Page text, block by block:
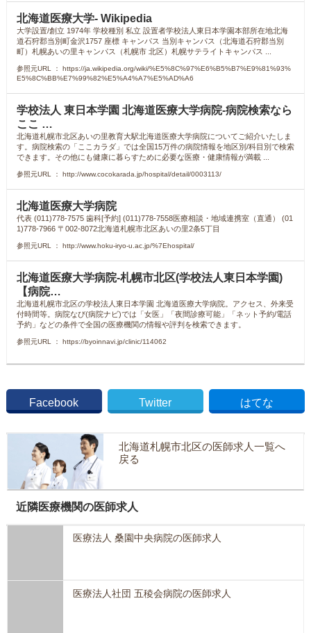
北海道医療大学- Wikipedia
大学設置/創立 1974年 学校種別 私立 設置者学校法人東日本学園本部所在地北海
道石狩郡当別町金沢1757 座標 キャンパス 当別キャンパス（北海道石狩郡当別
町）札幌あいの里キャンパス（札幌市 北区）札幌サテライトキャンパス ...
参照元URL ： https://ja.wikipedia.org/wiki/%E5%8C%97%E6%B5%B7%E9%81%93%
E5%8C%BB%E7%99%82%E5%A4%A7%E5%AD%A6
学校法人 東日本学園 北海道医療大学病院-病院検索なら
ここ …
北海道札幌市北区あいの里教育大駅北海道医療大学病院についてご紹介いたしま
す。病院検索の「ここカラダ」では全国15万件の病院情報を地区別/科目別で検索
できます。その他にも健康に暮らすために必要な医療・健康情報が満載 ...
参照元URL ： http://www.cocokarada.jp/hospital/detail/0003113/
北海道医療大学病院
代表 (011)778-7575 歯科[予約] (011)778-7558医療相談・地域連携室（直通） (01
1)778-7966 〒002-8072北海道札幌市北区あいの里2条5丁目
参照元URL ： http://www.hoku-iryo-u.ac.jp/%7Ehospital/
北海道医療大学病院-札幌市北区(学校法人東日本学園)
【病院…
北海道札幌市北区の学校法人東日本学園 北海道医療大学病院。アクセス、外来受
付時間等。病院なび(病院ナビ)では「女医」「夜間診療可能」「ネット予約/電話
予約」などの条件で全国の医療機関の情報や評判を検索できます。
参照元URL ： https://byoinnavi.jp/clinic/114062
Facebook Twitter はてな
北海道札幌市北区の医師求人一覧へ
戻る
近隣医療機関の医師求人
医療法人 桑園中央病院の医師求人
医療法人社団 五稜会病院の医師求人